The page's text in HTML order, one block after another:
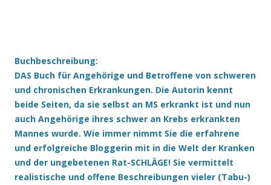
Buchbeschreibung:
DAS Buch für Angehörige und Betroffene von schweren
und chronischen Erkrankungen. Die Autorin kennt
beide Seiten, da sie selbst an MS erkrankt ist und nun
auch Angehörige ihres schwer an Krebs erkrankten
Mannes wurde. Wie immer nimmt Sie die erfahrene
und erfolgreiche Bloggerin mit in die Welt der Kranken
und der ungebetenen Rat-SCHLÄGE! Sie vermittelt
realistische und offene Beschreibungen vieler (Tabu-)